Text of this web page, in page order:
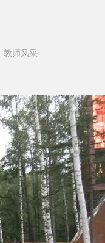
教师风采